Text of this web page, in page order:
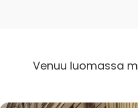
Venuu luomassa